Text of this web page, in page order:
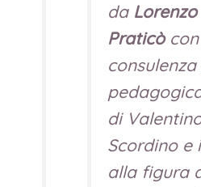
da Lorenzo
Praticò
di
Scordino e
alla figura